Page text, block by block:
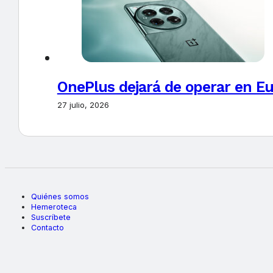
OnePlus dejará de operar en
27 julio, 2026
Quiénes somos
Hemeroteca
Suscríbete
Contacto